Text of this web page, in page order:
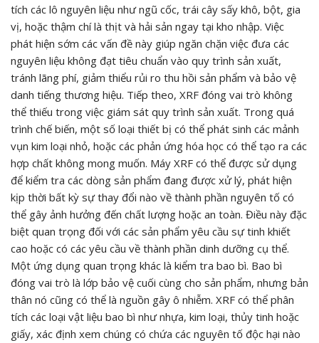
tích các lô nguyên liệu như ngũ cốc, trái cây sấy khô, bột, gia
vị, hoặc thậm chí là thịt và hải sản ngay tại kho nhập. Việc
phát hiện sớm các vấn đề này giúp ngăn chặn việc đưa các
nguyên liệu không đạt tiêu chuẩn vào quy trình sản xuất,
tránh lãng phí, giảm thiểu rủi ro thu hồi sản phẩm và bảo vệ
danh tiếng thương hiệu. Tiếp theo, XRF đóng vai trò không
thể thiếu trong việc giám sát quy trình sản xuất. Trong quá
trình chế biến, một số loại thiết bị có thể phát sinh các mảnh
vụn kim loại nhỏ, hoặc các phản ứng hóa học có thể tạo ra các
hợp chất không mong muốn. Máy XRF có thể được sử dụng
để kiểm tra các dòng sản phẩm đang được xử lý, phát hiện
kịp thời bất kỳ sự thay đổi nào về thành phần nguyên tố có
thể gây ảnh hưởng đến chất lượng hoặc an toàn. Điều này đặc
biệt quan trọng đối với các sản phẩm yêu cầu sự tinh khiết
cao hoặc có các yêu cầu về thành phần dinh dưỡng cụ thể.
Một ứng dụng quan trọng khác là kiểm tra bao bì. Bao bì
đóng vai trò là lớp bảo vệ cuối cùng cho sản phẩm, nhưng bản
thân nó cũng có thể là nguồn gây ô nhiễm. XRF có thể phân
tích các loại vật liệu bao bì như nhựa, kim loại, thủy tinh hoặc
giấy, xác định xem chúng có chứa các nguyên tố độc hại nào